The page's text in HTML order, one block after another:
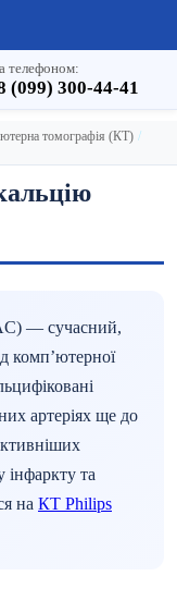
телефоном:
(099) 300-44-41
томографія (КТ)
— сучасний,
комп’ютерної
артеріях ще до
інфаркту та
на КТ Philips